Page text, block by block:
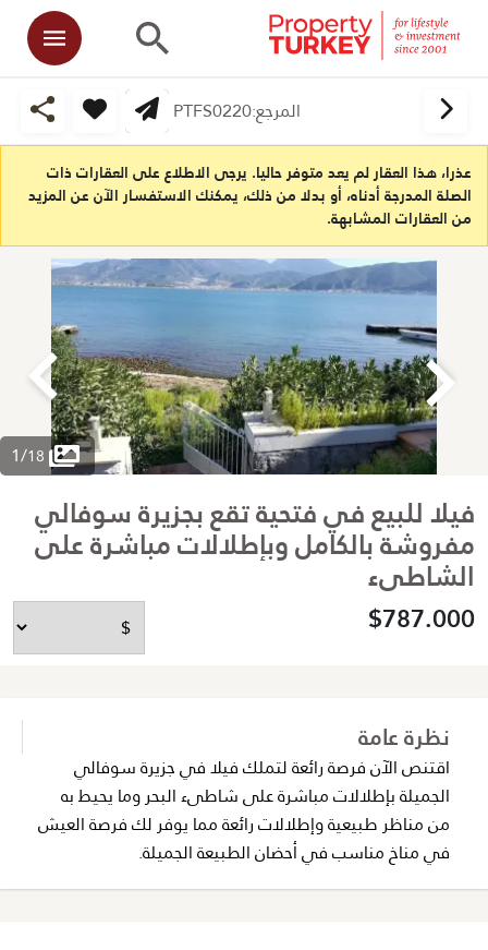
المرجع:PTFS0220
عذرا، هذا العقار لم يعد متوفر حاليا. يرجى الاطلاع على العقارات ذات
الصلة المدرجة أدناه، أو بدلا من ذلك، يمكنك الاستفسار الآن عن المزيد
من العقارات المشابهة.
1/18
فيلا للبيع في فتحية تقع بجزيرة سوفالي
مفروشة بالكامل وبإطلالات مباشرة على
الشاطىء
$787.000
نظرة عامة
اقتنص الآن فرصة رائعة لتملك فيلا في جزيرة سوفالي
الجميلة بإطلالات مباشرة على شاطىء البحر وما يحيط به
من مناظر طبيعية وإطلالات رائعة مما يوفر لك فرصة العيش
في مناخ مناسب في أحضان الطبيعة الجميلة.